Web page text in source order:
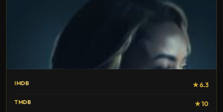
IMDB ★ 6.3
TMDB ★ 10